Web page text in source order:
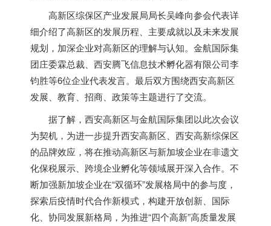
高新区综保区产业发展局局长吴峰向参会代表详
细介绍了高新区的发展历程、主要成就以及未来发展
规划，加深企业对高新区的理解与认知。金航国际集
团庄委霖总裁、西安腾飞信息技术孵化器有限公司李
钧胜等6位企业代表发言。最后双方围绕西安高新区
发展、教育、招商、政策等主题进行了交流。
据了解，西安高新区与金航国际集团以此次会议
为契机，为进一步提升西安高新区、西安高新综保区
的品牌效应，将在推动高新区与新加坡企业在非遗文
化保税展示、跨境企业孵化等领域展开深入合作。不
断加强新加坡企业在“双循环”发展格局中的参与度，
探索后疫情时代合作新模式，构建开放创新、国际
化、协同发展新格局，为推进“四个高新”高质量发展